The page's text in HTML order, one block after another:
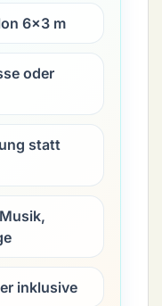
6×3 m
oder
statt
inklusive